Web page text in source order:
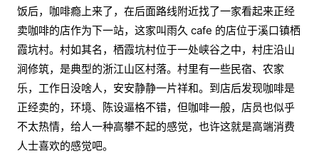
饭后，咖啡瘾上来了，在后面路线附近找了一家看起来正经
卖咖啡的店作为下一站，这家叫雨久 cafe 的店位于溪口镇栖
霞坑村。村如其名，栖霞坑村位于一处峡谷之中，村庄沿山
涧修筑，是典型的浙江山区村落。村里有一些民宿、农家
乐，工作日没啥人，安安静静一片祥和。到店后发现咖啡是
正经卖的，环境、陈设逼格不错，但咖啡一般，店员也似乎
不太热情，给人一种高攀不起的感觉，也许这就是高端消费
人士喜欢的感觉吧。